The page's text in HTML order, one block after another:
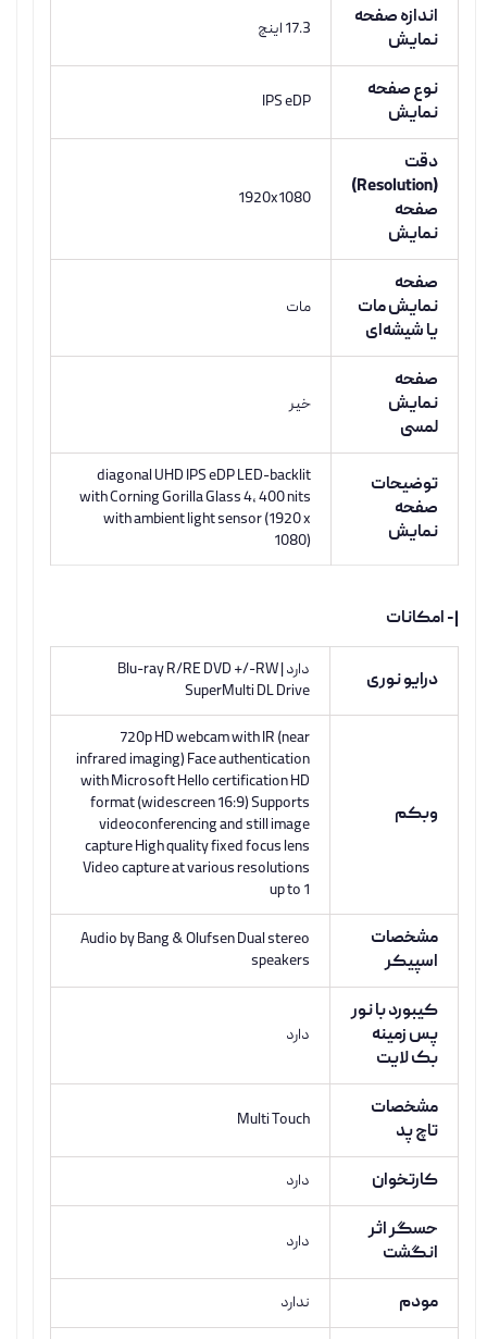
اندازه صفحه
نمایش
17.3 اینچ
نوع صفحه
نمایش
IPS eDP
دقت
(Resolution)
صفحه
نمایش
1920x1080
صفحه
نمایش مات
یا شیشه‌ای
مات
صفحه
نمایش
لمسی
خیر
توضیحات
صفحه
نمایش
diagonal UHD IPS eDP LED-backlit
with Corning Gorilla Glass 4, 400 nits
with ambient light sensor (1920 x
1080)
|- امکانات
درایو نوری
دارد | Blu-ray R/RE DVD +/-RW
SuperMulti DL Drive
وبکم
720p HD webcam with IR (near
infrared imaging) Face authentication
with Microsoft Hello certification HD
format (widescreen 16:9) Supports
videoconferencing and still image
capture High quality fixed focus lens
Video capture at various resolutions
up to 1
مشخصات
اسپیکر
Audio by Bang & Olufsen Dual stereo
speakers
کیبورد با نور
پس زمینه
بک لایت
دارد
مشخصات
تاچ پد
Multi Touch
کارتخوان دارد
حسگر اثر
انگشت
دارد
مودم ندارد